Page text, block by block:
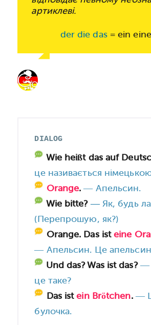
артиклеві.
der die das= ein
DIALOG
Wie heißt das auf
це називається
Orange. — Апельсин.
Wie bitte?—Як, будь
(Перепрошую, як?)
Orange. Das isteine
— Апельсин. Це
Und das? Was ist das? —
це таке?
Das istein Brötchen.—
булочка.